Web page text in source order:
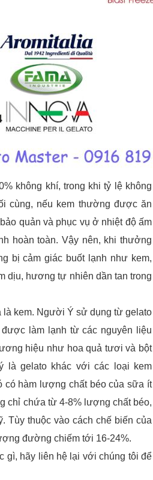
không khí, trong khi tỷ lệ không
cùng, nếu kem thường được ăn
quản và phục vụ ở nhiệt độ ấm
hoàn toàn. Vậy nên, khi thưởng
bị cảm giác buốt lạnh như kem,
dịu, hương tự nhiên dần tan trong
là kem. Người Ý sử dụng từ gelato
làm lạnh từ các nguyên liệu
hiệu như hoa quả tươi và bột
là gelato khác với các loại kem
có hàm lượng chất béo của sữa ít
chỉ chứa từ 4-8% lượng chất béo,
Tùy thuộc vào cách chế biến của
đường chiếm tới 16-24%.
gì, hãy liên hệ lại với chúng tôi để